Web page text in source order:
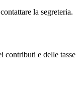
la segreteria.
contributi e delle tasse